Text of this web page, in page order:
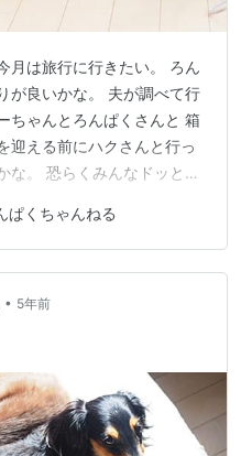
月は旅行に行きたい。 ろん
が良いかな。 夫が調べて行
ちゃんとろんぱくさんと 箱
迎える前にハクさんと行っ
な。 恐らくみんなドッと動
もできてないからそろそろ
ちゃん(叔父)がダメって言
月は とにかくろんぱくさん
高尾山や東福生の散策、
連休には泊りがけで遊べ
ぱくちゃんねる
• 5年前